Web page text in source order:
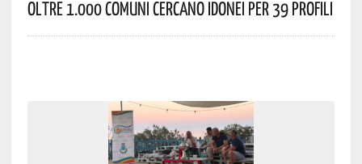
Oltre 1.000 Comuni Cercano Idonei Per 39 Profili